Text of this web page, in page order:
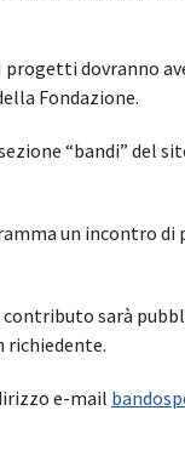
dovranno
Fondazione.
“bandi” del
un incontro di
sarà
richiedente.
e-mail